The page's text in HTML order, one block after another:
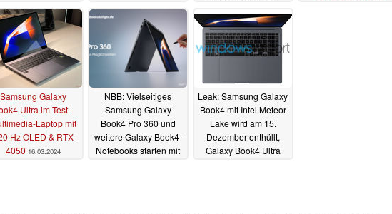
Samsung Galaxy
Ultra im Test -
Laptop mit
Hz OLED & RTX
4050 16.03.2024
NBB: Vielseitiges
Samsung Galaxy
Book4 Pro 360 und
weitere Galaxy Book4-
Notebooks starten mit
Leak: Samsung Galaxy
Book4 mit Intel Meteor
Lake wird am 15.
Dezember enthüllt,
Galaxy Book4 Ultra